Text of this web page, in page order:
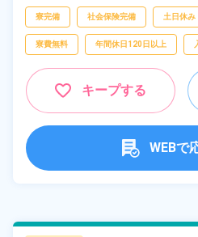
寮完備 社会保険完備 土日休み
寮費無料 年間休日120日以上
キープする
WEBで